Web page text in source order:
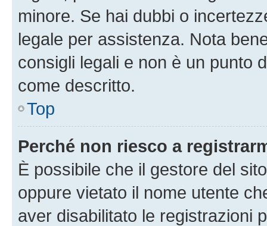
minore. Se hai dubbi o
legale per assistenza. Nota
consigli legali e non è un punto
come descritto.
Top
Perché non riesco a
È possibile che il gestore del
oppure vietato il nome utente
aver disabilitato le registrazioni